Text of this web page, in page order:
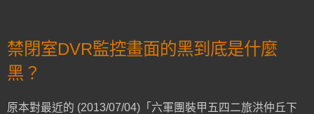
禁閉室DVR監控畫面的黑到底是什麼
黑？
原本對最近的 (2013/07/04)「六軍團裝甲五四二旅洪仲丘下